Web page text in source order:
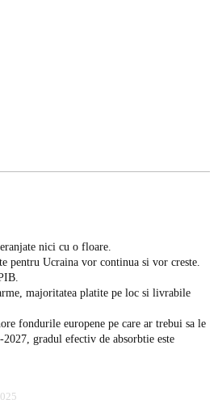
nici cu o floare.
pentru Ucraina vor continua si vor creste.
majoritatea platite pe loc si livrabile
fondurile europene pe care ar trebui sa le
2027, gradul efectiv de absorbtie este